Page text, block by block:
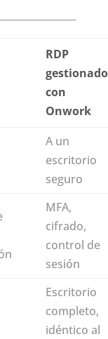
RDP
gestionado
con
Onwork
A un
escritorio
seguro
MFA,
cifrado,
control de
sesión
Escritorio
completo,
idéntico al